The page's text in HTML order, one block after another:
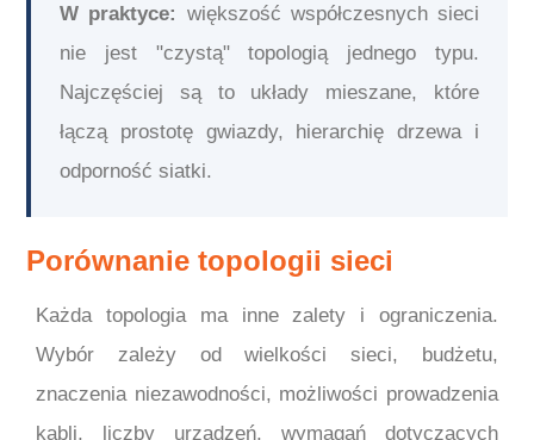
W praktyce: większość współczesnych sieci
nie jest "czystą" topologią jednego typu.
Najczęściej są to układy mieszane, które
łączą prostotę gwiazdy, hierarchię drzewa i
odporność siatki.
Porównanie topologii sieci
Każda topologia ma inne zalety i ograniczenia.
Wybór zależy od wielkości sieci, budżetu,
znaczenia niezawodności, możliwości prowadzenia
kabli, liczby urządzeń, wymagań dotyczących